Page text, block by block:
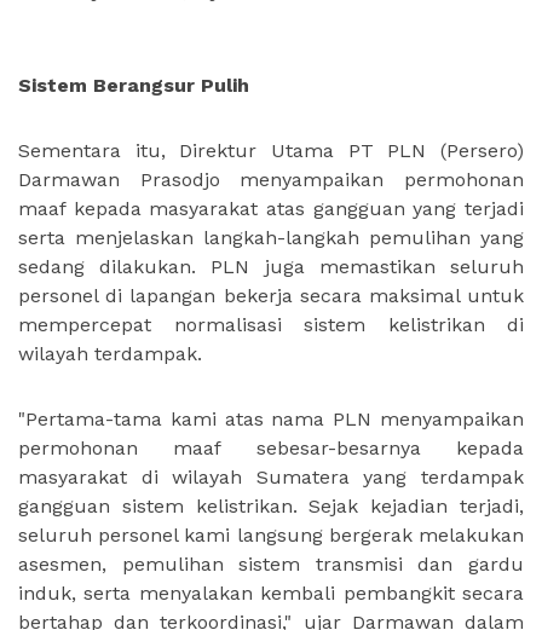
Sistem Berangsur Pulih
Sementara itu, Direktur Utama PT PLN (Persero)
Darmawan Prasodjo menyampaikan permohonan
maaf kepada masyarakat atas gangguan yang terjadi
serta menjelaskan langkah-langkah pemulihan yang
sedang dilakukan. PLN juga memastikan seluruh
personel di lapangan bekerja secara maksimal untuk
mempercepat normalisasi sistem kelistrikan di
wilayah terdampak.
"Pertama-tama kami atas nama PLN menyampaikan
permohonan maaf sebesar-besarnya kepada
masyarakat di wilayah Sumatera yang terdampak
gangguan sistem kelistrikan. Sejak kejadian terjadi,
seluruh personel kami langsung bergerak melakukan
asesmen, pemulihan sistem transmisi dan gardu
induk, serta menyalakan kembali pembangkit secara
bertahap dan terkoordinasi," ujar Darmawan dalam